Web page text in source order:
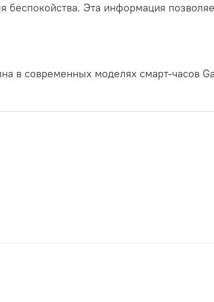
Эта информация
в современных моделях смарт-часов